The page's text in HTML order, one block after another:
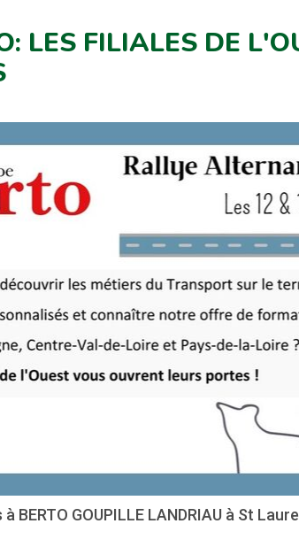
LES FILIALES DE
BERTO GOUPILLE LANDRIAU à St